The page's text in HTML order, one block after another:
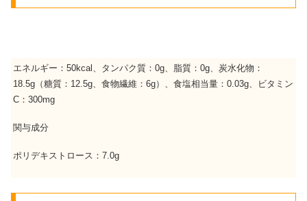
エネルギー：50kcal、タンパク質：0g、脂質：0g、炭水化物：
18.5g（糖質：12.5g、食物繊維：6g）、食塩相当量：0.03g、ビタミン
C：300mg
関与成分
ポリデキストロース：7.0g